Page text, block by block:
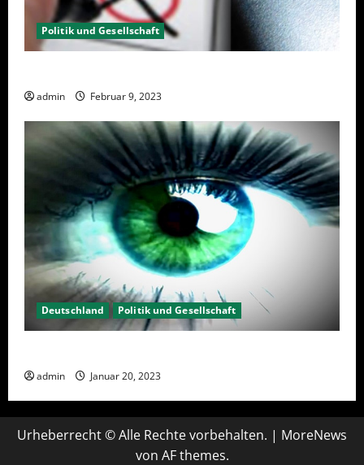
Politik und Gesellschaft
admin Februar 9, 2023
Deutschland Politik und Gesellschaft
admin Januar 20, 2023
Urheberrecht © Alle Rechte vorbehalten. | MoreNews
von AF themes.